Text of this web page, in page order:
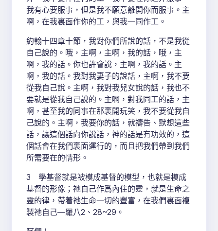
我有心要服事，但是我不願意離開你而服事。主
啊，在我裏面作你的工，與我一同作工。
約翰十四章十節，我對你們所說的話，不是我從
自己說的。哦，主啊，主啊，我的話，哦，主
啊，我的話。你也許會說，主啊，我的話。主
啊，我的話。我對我妻子的說話，主啊，我不要
從我自己說。主啊，我對我兒女說的話，我也不
要就是從我自己說的。主啊，對我同工的話，主
啊，甚至我的同事在那裏開玩笑，我不要從我自
己說的。主啊，我要你的話，就禱告、默想這些
話，讓這個話向你說話，神的話是有功效的，這
個話會在我們裏面運行的，而且把我們帶到我們
所需要在的情形。
3 學基督就是被模成基督的模型，也就是模成
基督的形像；祂自己作爲內住的靈，就是生命之
靈的律，帶着祂生命一切的豐富，在我們裏面複
製祂自己—羅八2、28~29。